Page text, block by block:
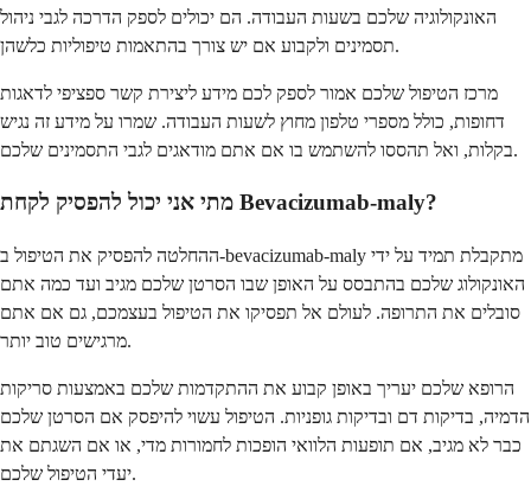
האונקולוגיה שלכם בשעות העבודה. הם יכולים לספק הדרכה לגבי ניהול
תסמינים ולקבוע אם יש צורך בהתאמות טיפוליות כלשהן.
מרכז הטיפול שלכם אמור לספק לכם מידע ליצירת קשר ספציפי לדאגות
דחופות, כולל מספרי טלפון מחוץ לשעות העבודה. שמרו על מידע זה נגיש
בקלות, ואל תהססו להשתמש בו אם אתם מודאגים לגבי התסמינים שלכם.
מתי אני יכול להפסיק לקחת Bevacizumab-maly?
ההחלטה להפסיק את הטיפול ב-bevacizumab-maly מתקבלת תמיד על ידי
האונקולוג שלכם בהתבסס על האופן שבו הסרטן שלכם מגיב ועד כמה אתם
סובלים את התרופה. לעולם אל תפסיקו את הטיפול בעצמכם, גם אם אתם
מרגישים טוב יותר.
הרופא שלכם יעריך באופן קבוע את ההתקדמות שלכם באמצעות סריקות
הדמיה, בדיקות דם ובדיקות גופניות. הטיפול עשוי להיפסק אם הסרטן שלכם
כבר לא מגיב, אם תופעות הלוואי הופכות לחמורות מדי, או אם השגתם את
יעדי הטיפול שלכם.